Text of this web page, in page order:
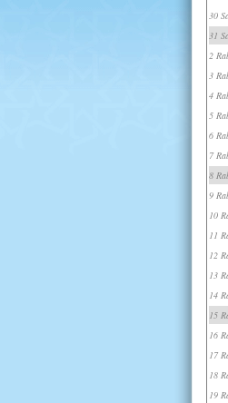
30
31
2
3
4
5
6
7
8
9
10
11
12
13
14
15
16
17
18
19